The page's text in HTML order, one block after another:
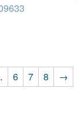
6 7 8 →